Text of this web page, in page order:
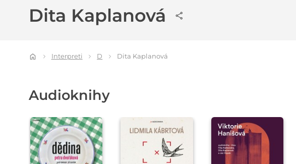
Dita Kaplanová
Interpreti D Dita Kaplanová
Audioknihy
Přehrát
ukázku
ukázku
Přehrát
ukázku